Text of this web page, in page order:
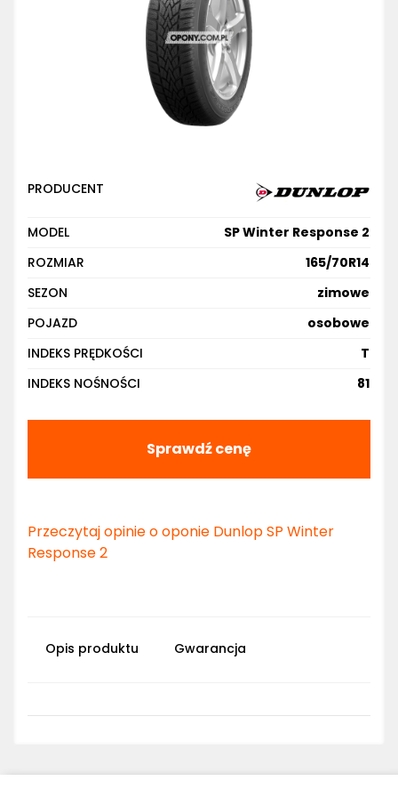
PRODUCENT
MODEL
SP Winter Response 2
ROZMIAR
165/70R14
SEZON
zimowe
POJAZD
osobowe
INDEKS PRĘDKOŚCI
T
INDEKS NOŚNOŚCI
81
Sprawdź cenę
Przeczytaj opinie o oponie Dunlop SP Winter
Response 2
Opis produktu Gwarancja